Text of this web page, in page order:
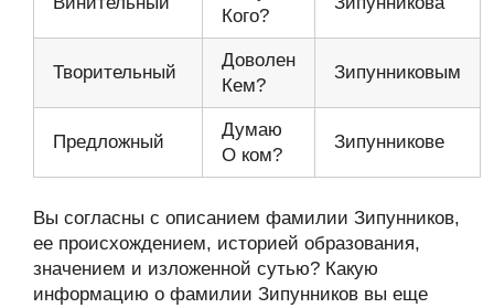
Кого?
Творительный
Доволен
Кем?
Зипунниковым
Предложный
Думаю
О ком?
Зипунникове
Вы согласны с описанием фамилии Зипунников,
ее происхождением, историей образования,
значением и изложенной сутью? Какую
информацию о фамилии Зипунников вы еще